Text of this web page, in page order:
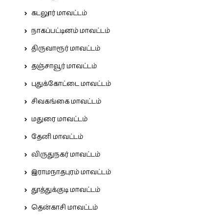
கடலூர் மாவட்டம்
நாகப்பட்டினம் மாவட்டம்
திருவாரூர் மாவட்டம்
தஞ்சாவூர் மாவட்டம்
புதுக்கோட்டை மாவட்டம்
சிவகங்கை மாவட்டம்
மதுரை மாவட்டம்
தேனி மாவட்டம்
விருதுநகர் மாவட்டம்
இராமநாதபுரம் மாவட்டம்
தூத்துக்குடி மாவட்டம்
தென்காசி மாவட்டம்